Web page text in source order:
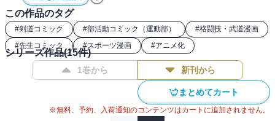
この作品のタグ
#剣道コミック #部活動コミック（運動部） #格闘技・武道漫画
#先生コミック #スポーツ漫画 #アニメ化
シリーズ作品(15件)
1巻から 新刊から
まとめてカート
※無料、予約、入荷通知のコンテンツはカートに追加されません。